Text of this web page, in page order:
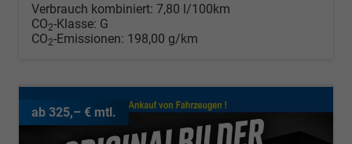
Verbrauch kombiniert: 7,80 l/100km
CO2-Klasse: G
CO2-Emissionen: 198,00 g/km
ab 325,– € mtl.